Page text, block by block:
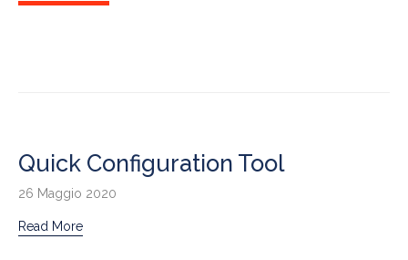
Quick Configuration Tool
26 Maggio 2020
Read More